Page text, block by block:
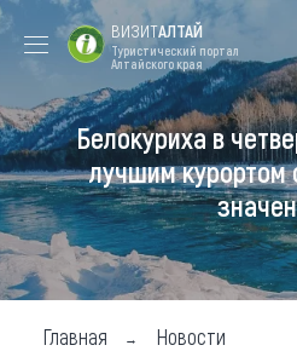
Форум VISIT
ALTAI
Цветение
маральника
Туры
Где побывать
Чем заняться
ВИЗИТАЛТАЙ
Туристический портал
Алтайского края
Белокуриха в
лучшим курортом
Главная Новости